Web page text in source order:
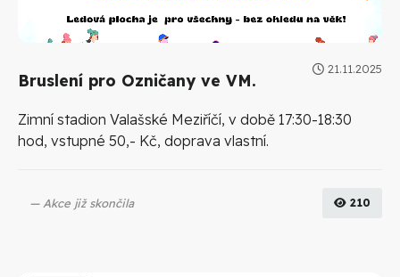
21.11.2025
Bruslení pro Ozničany ve VM.
Zimní stadion Valašské Meziříčí, v době 17:30-18:30
hod, vstupné 50,- Kč, doprava vlastní.
Akce již skončila 210